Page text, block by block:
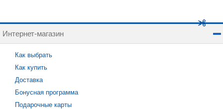
Интернет-магазин
Как выбрать
Как купить
Доставка
Бонусная программа
Подарочные карты